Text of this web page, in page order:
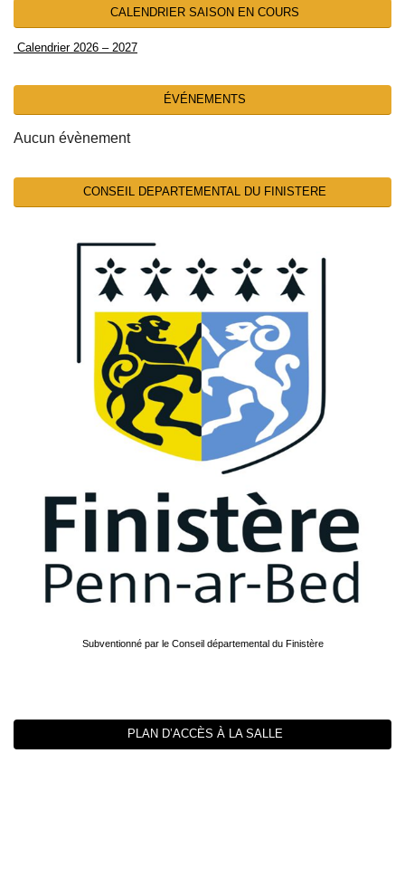
CALENDRIER SAISON EN COURS
Calendrier 2026 – 2027
ÉVÉNEMENTS
Aucun évènement
CONSEIL DEPARTEMENTAL DU FINISTERE
Subventionné par le Conseil départemental du Finistère
PLAN D’ACCÈS À LA SALLE